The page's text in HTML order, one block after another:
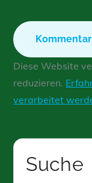
Diese Website
reduzieren.
verarbeitet
Suche